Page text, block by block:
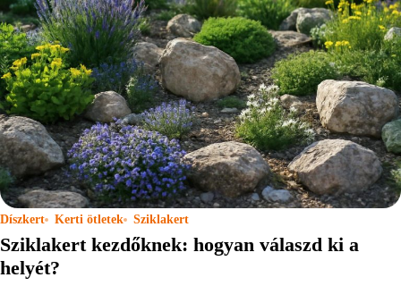
Díszkert Kerti ötletek Sziklakert
Sziklakert kezdőknek: hogyan válaszd ki a
helyét?